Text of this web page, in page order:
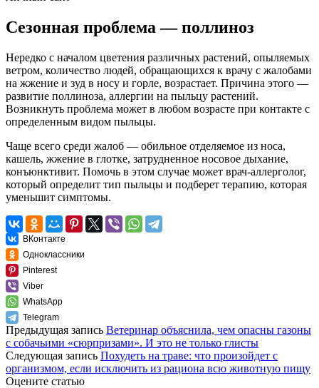
Сезонная проблема — поллиноз
Нередко с началом цветения различных растений, опыляемых
ветром, количество людей, обращающихся к врачу с жалобами
на жжение и зуд в носу и горле, возрастает. Причина этого —
развитие поллиноза, аллергии на пыльцу растений.
Возникнуть проблема может в любом возрасте при контакте с
определенным видом пыльцы.
Чаще всего среди жалоб — обильное отделяемое из носа,
кашель, жжение в глотке, затрудненное носовое дыхание,
конъюнктивит. Помочь в этом случае может врач-аллерголог,
который определит тип пыльцы и подберет терапию, которая
уменьшит симптомы.
ВКонтакте
Одноклассники
Pinterest
Viber
WhatsApp
Telegram
Предыдущая запись Ветеринар объяснила, чем опасны газоны
с собачьими «сюрпризами». И это не только глисты
Следующая запись Похудеть на траве: что произойдет с
организмом, если исключить из рациона всю животную пищу
Оцените статью